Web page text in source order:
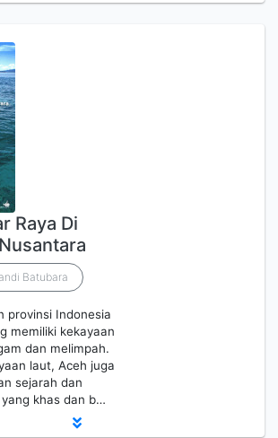
Raya Di
Batubara
provinsi Indonesia
memiliki kekayaan
dan melimpah.
laut, Aceh juga
sejarah dan
khas dan b…